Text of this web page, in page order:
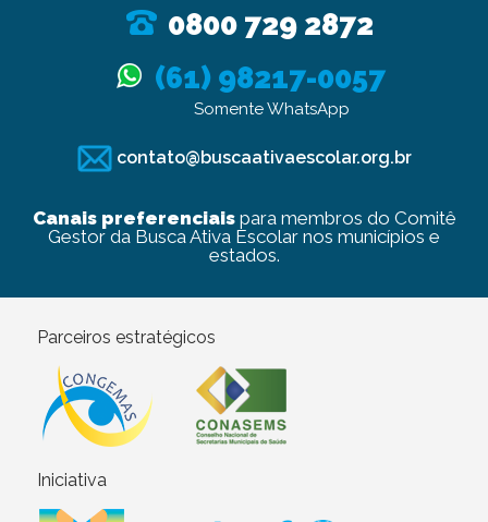
0800 729 2872
(61) 98217-0057
Somente WhatsApp
contato@buscaativaescolar.org.br
Canais preferenciaispara membros do Comitê
Gestor da Busca Ativa Escolar nos municípios e
estados.
Parceiros estratégicos
Iniciativa